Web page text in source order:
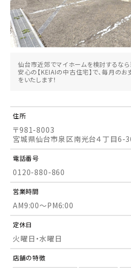
仙台市近郊でマイホームを検討するな
安心の【KEIAIの中古住宅】で、毎月の
をいたします！
住所
〒981-8003
宮城県仙台市泉区南光台４丁目6-
電話番号
0120-880-860
営業時間
AM9:00～PM6:00
定休日
火曜日・水曜日
店舗の特徴